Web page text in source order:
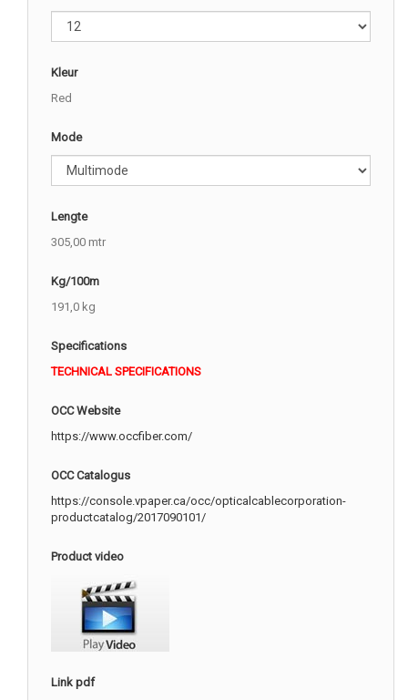
Kleur
Red
Mode
Lengte
305,00 mtr
Kg/100m
191,0 kg
Specifications
TECHNICAL SPECIFICATIONS
OCC Website
https://www.occfiber.com/
OCC Catalogus
https://console.vpaper.ca/occ/opticalcablecorporation-
productcatalog/2017090101/
Product video
Link pdf